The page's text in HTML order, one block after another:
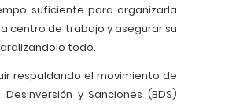
suficiente para organizarla
centro de trabajo y asegurar su
todo.
respaldando el movimiento de
Desinversión y Sanciones (BDS)